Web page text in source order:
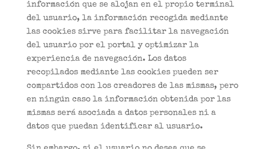
información que se alojan en el propio terminal
del usuario, la información recogida mediante
las cookies sirve para facilitar la navegación
del usuario por el portal y optimizar la
experiencia de navegación. Los datos
recopilados mediante las cookies pueden ser
compartidos con los creadores de las mismas, pero
en ningún caso la información obtenida por las
mismas será asociada a datos personales ni a
datos que puedan identificar al usuario.